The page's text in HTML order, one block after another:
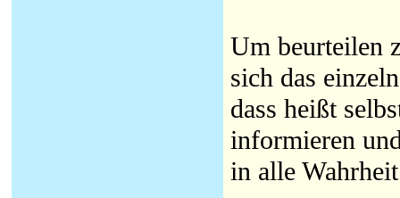
Um beurteilen
sich das
dass heißt
informieren
in alle